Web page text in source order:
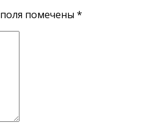
помечены *